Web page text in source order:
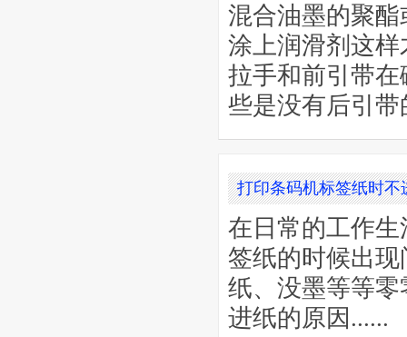
混合油墨的聚
涂上润滑剂这
拉手和前引带
些是没有后引带
打印条码机标签纸时不
在日常的工作
签纸的时候出
纸、没墨等等
进纸的原因......